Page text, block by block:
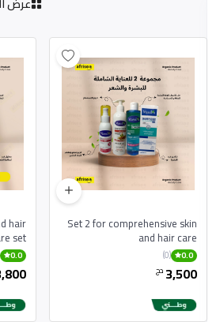
Set 2 for comprehensive skin
and hair care
0.0
(0)
3,500 دج
hair
set
0.0